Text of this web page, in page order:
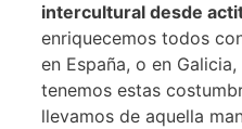
intercultural desde
enriquecemos todos
en España, o en
tenemos estas
llevamos de aquella